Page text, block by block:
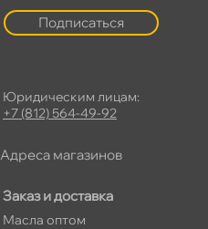
Заказ и доставка
Масла оптом
Подписаться
Юридическим лицам:
+7 (812) 564-49-92
Адреса магазино